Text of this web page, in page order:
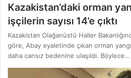
Kazakistan’daki orman
işçilerin sayısı 14’e çıktı
Kazakistan Olağanüstü Haller
göre, Abay eyaletinde çıkan orman
daha cansız bedenine ulaşıldı. Böylece…